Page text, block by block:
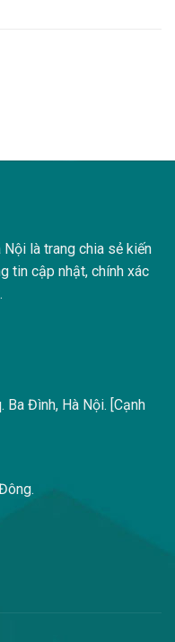
là trang chia sẻ kiến
tin cập nhật, chính xác
Ba Đình, Hà Nội. [Cạnh